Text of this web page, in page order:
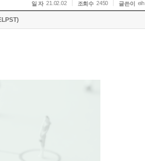
일 자 21.02.02 조회수 2450 글쓴이 eih